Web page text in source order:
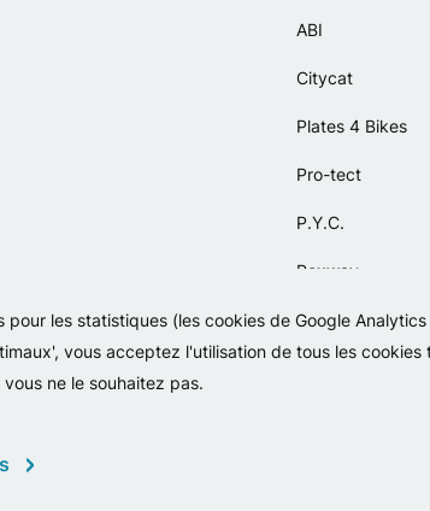
les statistiques (les cookies de Google
vous acceptez l'utilisation de tous les
ne le souhaitez pas.
ABI
Citycat
Plates 4 Bikes
Pro-tect
P.Y.C.
Rexway
Selle Orient